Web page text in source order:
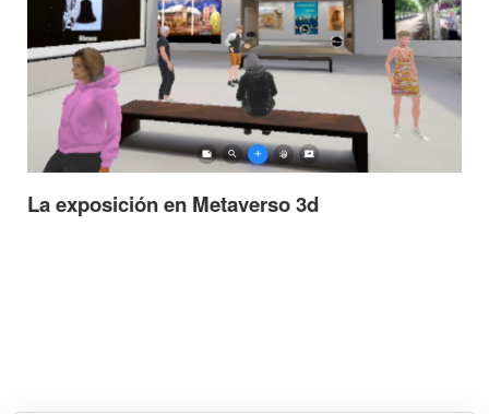
La exposición en Metaverso 3d